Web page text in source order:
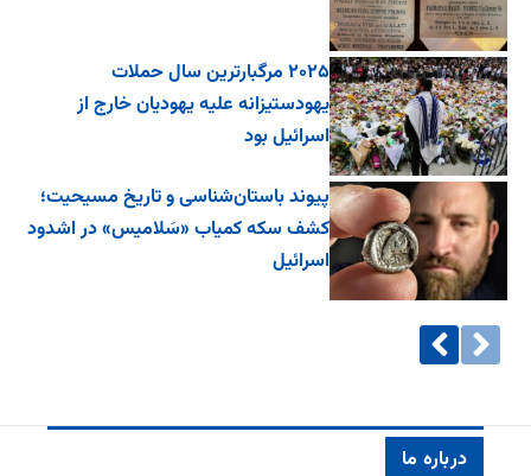
۲۰۲۵ مرگبارترین سال حملات
یهودستیزانه علیه یهودیان خارج از
اسرائیل بود
پیوند باستان‌شناسی و تاریخ مسیحیت؛
کشف سکه کمیاب «سَلامیس» در اشدود
اسرائیل
درباره ما